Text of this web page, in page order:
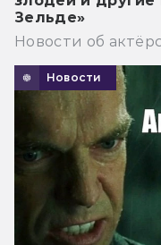
Зельде»
Новости об
Новости